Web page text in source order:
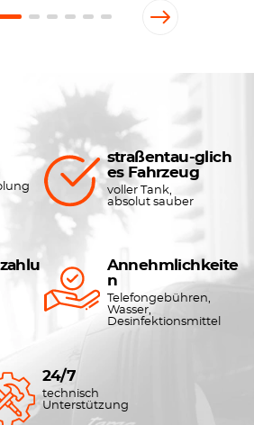
straßentau-glich
es Fahrzeug
voller Tank,
absolut sauber
Annehmlichkeite
n
Telefongebühren,
Wasser,
Desinfektionsmittel
24/7
technisch
Unterstützung